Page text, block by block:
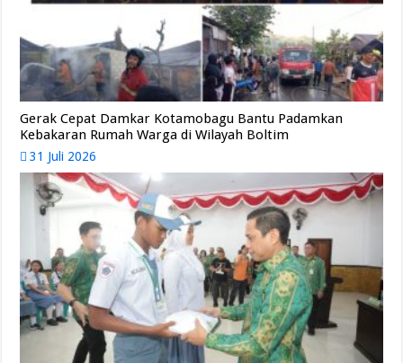
Gerak Cepat Damkar Kotamobagu Bantu Padamkan
Kebakaran Rumah Warga di Wilayah Boltim
31 Juli 2026